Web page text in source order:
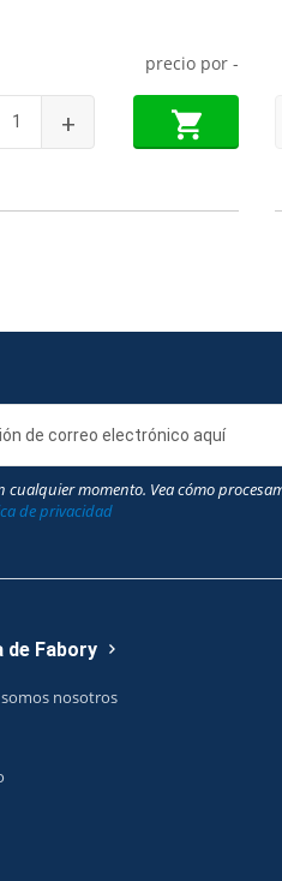
precio por -
+
cualquier momento. Vea cómo
de privacidad
de Fabory
nosotros